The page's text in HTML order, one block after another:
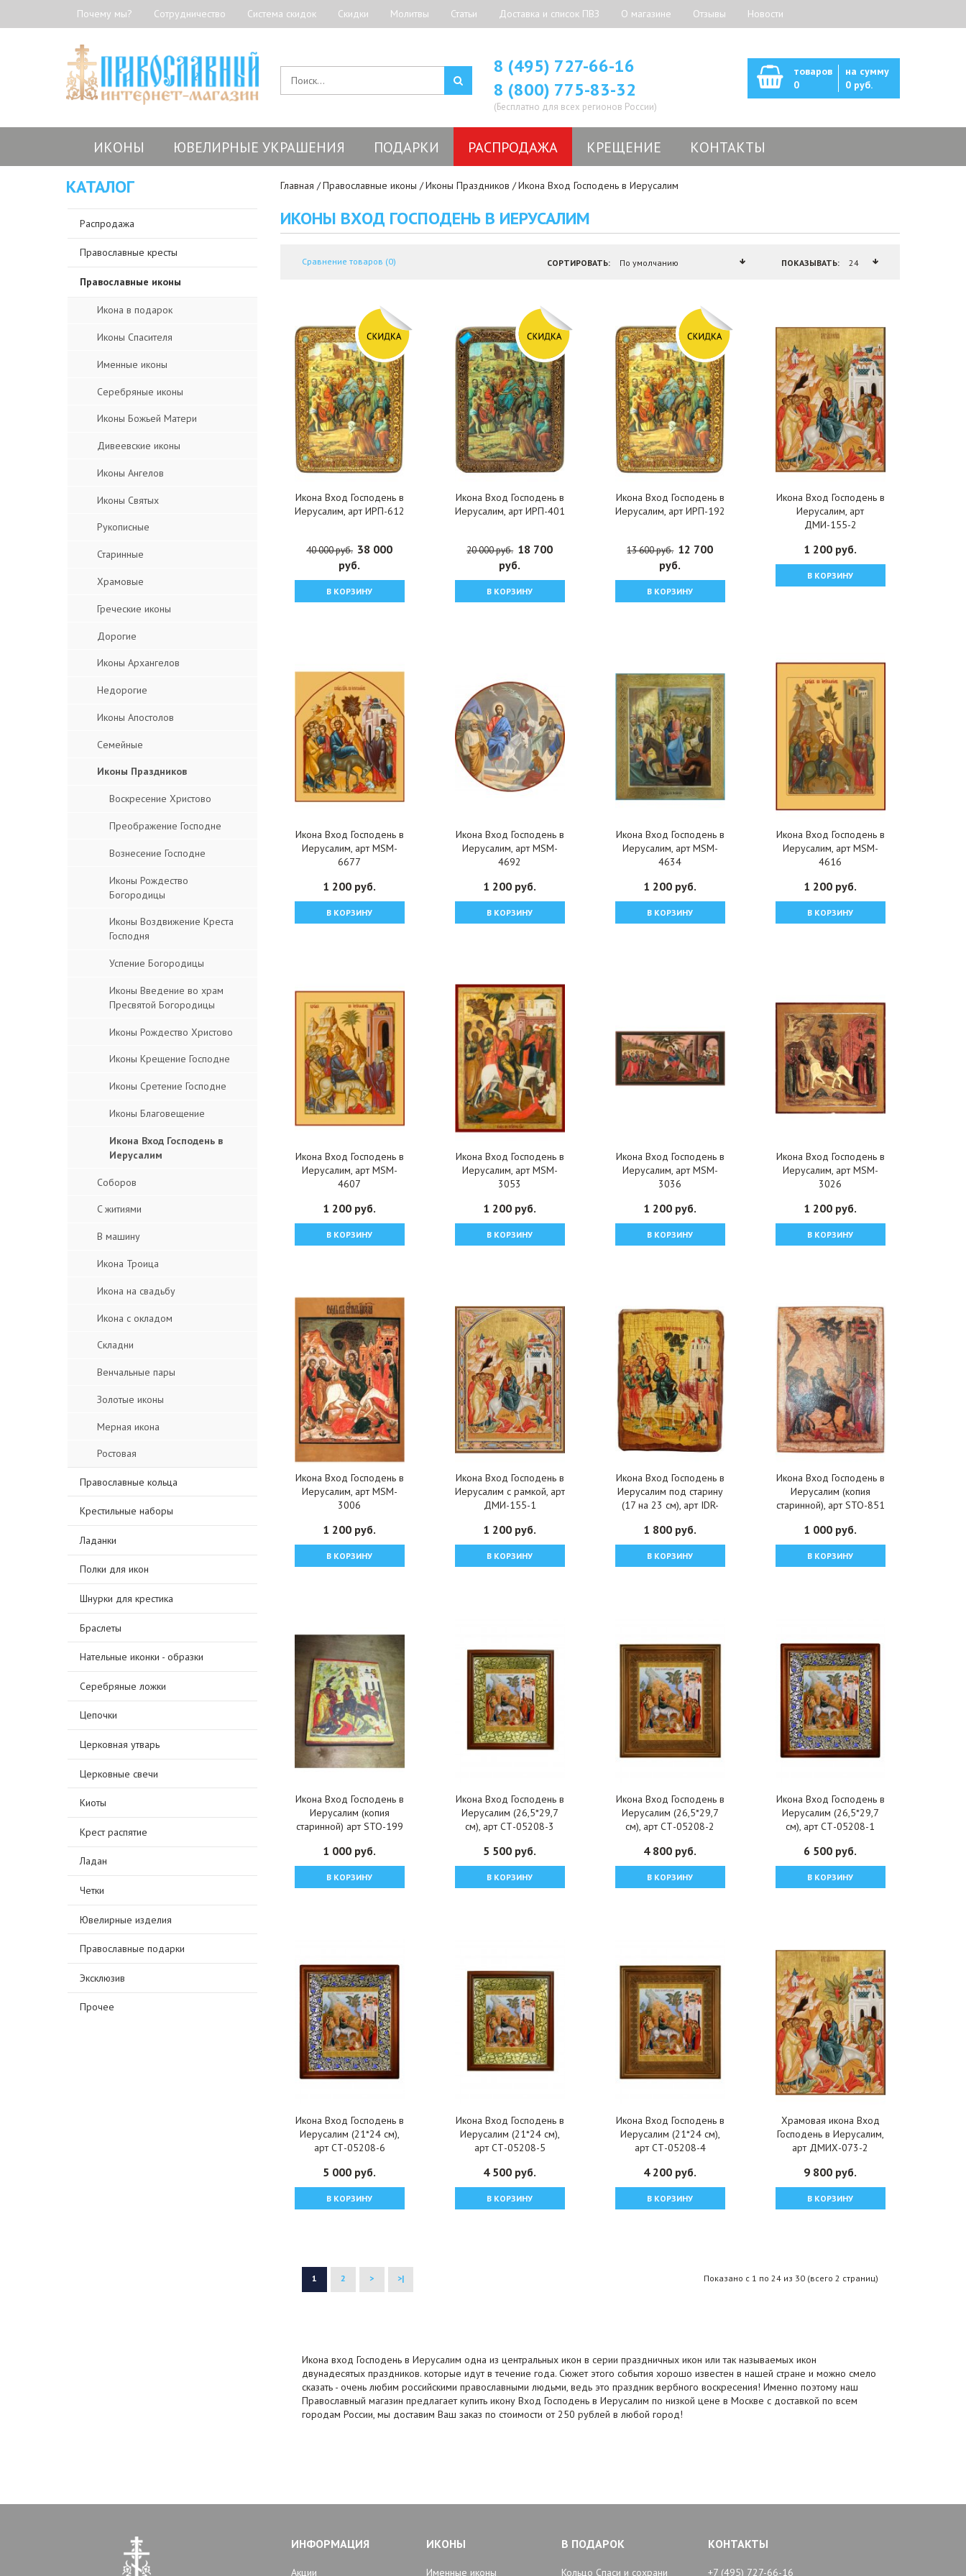
Почему мы? Сотрудничество Система скидок Скидки Молитвы Статьи Доставка и список ПВЗ О магазине Отзывы Новости
8 (495) 727-66-16
8 (800) 775-83-32
(Бесплатно для всех регионов России)
товаров
0
на сумму
0 руб.
ИКОНЫ ЮВЕЛИРНЫЕ УКРАШЕНИЯ ПОДАРКИ РАСПРОДАЖА КРЕЩЕНИЕ КОНТАКТЫ
КАТАЛОГ
Распродажа
Православные кресты
Православные иконы
Икона в подарок
Иконы Спасителя
Именные иконы
Серебряные иконы
Иконы Божьей Матери
Дивеевские иконы
Иконы Ангелов
Иконы Святых
Рукописные
Старинные
Храмовые
Греческие иконы
Дорогие
Иконы Архангелов
Недорогие
Иконы Апостолов
Семейные
Иконы Праздников
Воскресение Христово
Преображение Господне
Вознесение Господне
Иконы Рождество
Богородицы
Иконы Воздвижение Креста
Господня
Успение Богородицы
Иконы Введение во храм
Пресвятой Богородицы
Иконы Рождество Христово
Иконы Крещение Господне
Иконы Сретение Господне
Иконы Благовещение
Икона Вход Господень в
Иерусалим
Соборов
C житиями
В машину
Икона Троица
Икона на свадьбу
Икона с окладом
Складни
Венчальные пары
Золотые иконы
Мерная икона
Ростовая
Православные кольца
Крестильные наборы
Ладанки
Полки для икон
Шнурки для крестика
Браслеты
Нательные иконки - образки
Серебряные ложки
Цепочки
Церковная утварь
Церковные свечи
Киоты
Крест распятие
Ладан
Четки
Ювелирные изделия
Православные подарки
Эксклюзив
Прочее
Главная Православные иконы Иконы Праздников Икона Вход Господень в Иерусалим
ИКОНЫ ВХОД ГОСПОДЕНЬ В ИЕРУСАЛИМ
Сравнение товаров (0) СОРТИРОВАТЬ: ПОКАЗЫВАТЬ:
Икона Вход Господень в
Иерусалим, арт ИРП-612
40 000 руб. 38 000
руб.
В КОРЗИНУ
Икона Вход Господень в
Иерусалим, арт ИРП-401
20 000 руб. 18 700
руб.
В КОРЗИНУ
Икона Вход Господень в
Иерусалим, арт ИРП-192
13 600 руб. 12 700
руб.
В КОРЗИНУ
Икона Вход Господень в
Иерусалим, арт
ДМИ-155-2
1 200 руб.
В КОРЗИНУ
Икона Вход Господень в
Иерусалим, арт MSM-
6677
1 200 руб.
В КОРЗИНУ
Икона Вход Господень в
Иерусалим, арт MSM-
4692
1 200 руб.
В КОРЗИНУ
Икона Вход Господень в
Иерусалим, арт MSM-
4634
1 200 руб.
В КОРЗИНУ
Икона Вход Господень в
Иерусалим, арт MSM-
4616
1 200 руб.
В КОРЗИНУ
Икона Вход Господень в
Иерусалим, арт MSM-
4607
1 200 руб.
В КОРЗИНУ
Икона Вход Господень в
Иерусалим, арт MSM-
3053
1 200 руб.
В КОРЗИНУ
Икона Вход Господень в
Иерусалим, арт MSM-
3036
1 200 руб.
В КОРЗИНУ
Икона Вход Господень в
Иерусалим, арт MSM-
3026
1 200 руб.
В КОРЗИНУ
Икона Вход Господень в
Иерусалим, арт MSM-
3006
1 200 руб.
В КОРЗИНУ
Икона Вход Господень в
Иерусалим с рамкой, арт
ДМИ-155-1
1 200 руб.
В КОРЗИНУ
Икона Вход Господень в
Иерусалим под старину
(17 на 23 см), арт IDR-
1 800 руб.
В КОРЗИНУ
Икона Вход Господень в
Иерусалим (копия
старинной), арт STO-851
1 000 руб.
В КОРЗИНУ
Икона Вход Господень в
Иерусалим (копия
старинной) арт STO-199
1 000 руб.
В КОРЗИНУ
Икона Вход Господень в
Иерусалим (26,5*29,7
см), арт СТ-05208-3
5 500 руб.
В КОРЗИНУ
Икона Вход Господень в
Иерусалим (26,5*29,7
см), арт СТ-05208-2
4 800 руб.
В КОРЗИНУ
Икона Вход Господень в
Иерусалим (26,5*29,7
см), арт СТ-05208-1
6 500 руб.
В КОРЗИНУ
Икона Вход Господень в
Иерусалим (21*24 см),
арт СТ-05208-6
5 000 руб.
В КОРЗИНУ
Икона Вход Господень в
Иерусалим (21*24 см),
арт СТ-05208-5
4 500 руб.
В КОРЗИНУ
Икона Вход Господень в
Иерусалим (21*24 см),
арт СТ-05208-4
4 200 руб.
В КОРЗИНУ
Храмовая икона Вход
Господень в Иерусалим,
арт ДМИХ-073-2
9 800 руб.
В КОРЗИНУ
1 2 > >| Показано с 1 по 24 из 30 (всего 2 страниц)
Икона вход Господень в Иерусалим одна из центральных икон в серии праздничных икон или так называемых икон
двунадесятых праздников. которые идут в течение года. Сюжет этого события хорошо известен в нашей стране и можно смело
сказать - очень любим российскими православными людьми, ведь это праздник вербного воскресения! Именно поэтому наш
Православный магазин предлагает купить икону Вход Господень в Иерусалим по низкой цене в Москве с доставкой по всем
городам России, мы доставим Ваш заказ по стоимости от 250 рублей в любой город!
ИНФОРМАЦИЯ
Акции
ИКОНЫ
Именные иконы
В ПОДАРОК
Кольцо Спаси и сохрани
КОНТАКТЫ
+7 (495) 727-66-16